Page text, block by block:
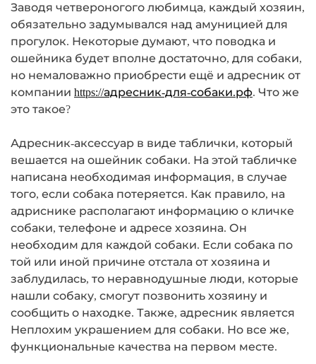
Заводя четвероногого любимца, каждый хозяин,
обязательно задумывался над амуницией для
прогулок. Некоторые думают, что поводка и
ошейника будет вполне достаточно, для собаки,
но немаловажно приобрести ещё и адресник от
компании https://адресник-для-собаки.рф. Что же
это такое?
Адресник-аксессуар в виде таблички, который
вешается на ошейник собаки. На этой табличке
написана необходимая информация, в случае
того, если собака потеряется. Как правило, на
адриснике располагают информацию о кличке
собаки, телефоне и адресе хозяина. Он
необходим для каждой собаки. Если собака по
той или иной причине отстала от хозяина и
заблудилась, то неравнодушные люди, которые
нашли собаку, смогут позвонить хозяину и
сообщить о находке. Также, адресник является
Неплохим украшением для собаки. Но все же,
функциональные качества на первом месте.